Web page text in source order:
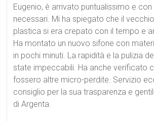
Eugenio, è arrivato puntualissimo e
necessari. Mi ha spiegato che il
plastica si era crepato con il tempo e
Ha montato un nuovo sifone con
in pochi minuti. La rapidità e la pulizia
state impeccabili. Ha anche verificato
fossero altre micro-perdite. Servizio
consiglio per la sua trasparenza e
di Argenta.